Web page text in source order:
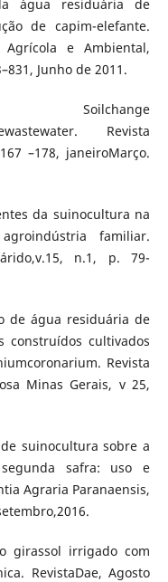
água residuária de
de capim-elefante.
Agrícola e Ambiental,
Junho de 2011.
Soilchange
Revista
–178, janeiroMarço.
da suinocultura na
familiar.
n.1, p. 79-
de água residuária de
construídos cultivados
Revista
Minas Gerais, v 25,
suinocultura sobre a
safra: uso e
Agraria Paranaensis,
girassol irrigado com
RevistaDae, Agosto